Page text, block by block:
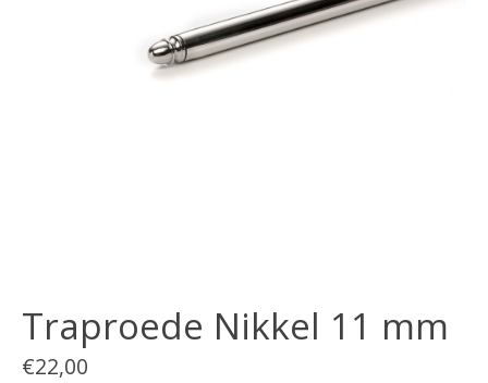
Traproede Nikkel 11 mm
€22,00